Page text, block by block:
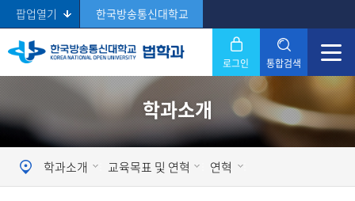
팝업열기 한국방송통신대학교
로그인 통합검색
Search 닫기
학과소개
학과소개 교육목표 및 연혁 연혁